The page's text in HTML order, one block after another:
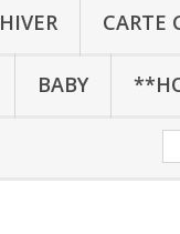
CARTE
BABY